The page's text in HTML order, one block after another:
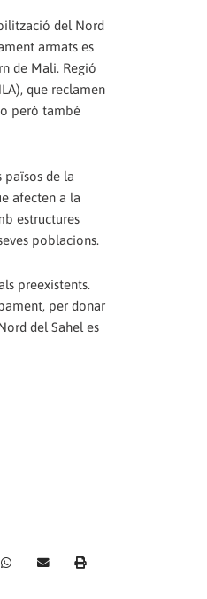
del Nord
armats es
de Mali. Regió
que reclamen
però també
de la
afecten a la
estructures
poblacions.
preexistents.
per donar
del Sahel es